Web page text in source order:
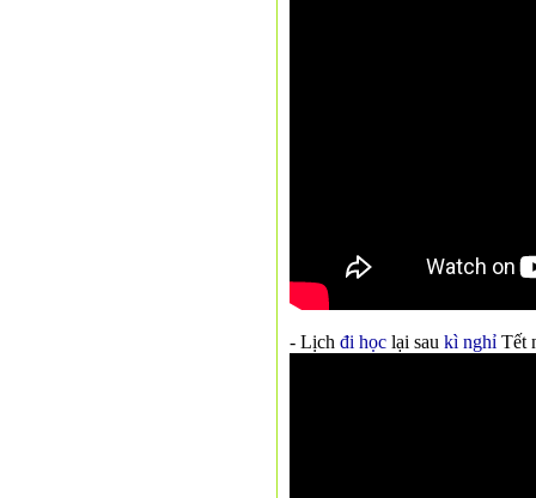
- Lịch đi học lại sau kì nghỉ Tết